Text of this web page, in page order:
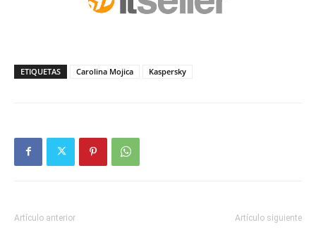
ETIQUETAS Carolina Mojica Kaspersky
Artículo anterior Artículo siguiente